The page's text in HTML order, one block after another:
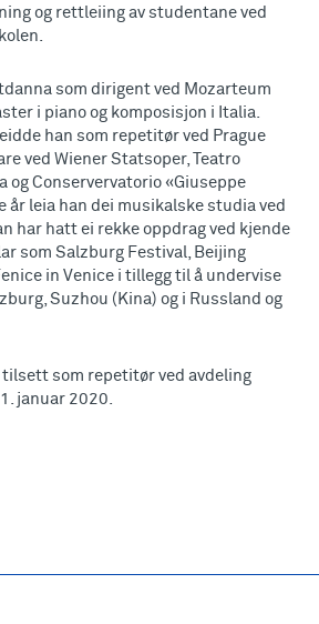
og rettleiing av studentane ved
som dirigent ved Mozarteum
i piano og komposisjon i Italia.
han som repetitør ved Prague
ved Wiener Statsoper, Teatro
og Conservervatorio «Giuseppe
år leia han dei musikalske studia ved
har hatt ei rekke oppdrag ved kjende
som Salzburg Festival, Beijing
in Venice i tillegg til å undervise
Suzhou (Kina) og i Russland og
tilsett som repetitør ved avdeling
januar 2020.